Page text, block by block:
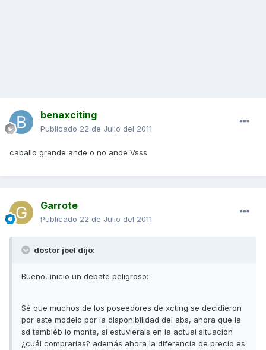
benaxciting
Publicado 22 de Julio del 2011
caballo grande ande o no ande Vsss
Garrote
Publicado 22 de Julio del 2011
dostor joel dijo:
Bueno, inicio un debate peligroso:
Sé que muchos de los poseedores de xcting se decidieron
por este modelo por la disponibilidad del abs, ahora que la
sd tambiéb lo monta, si estuvierais en la actual situación
¿cuál comprarias? además ahora la diferencia de precio es